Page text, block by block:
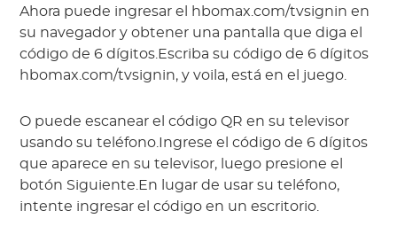
Ahora puede ingresar el hbomax.com/tvsignin en
su navegador y obtener una pantalla que diga el
código de 6 dígitos.Escriba su código de 6 dígitos
hbomax.com/tvsignin, y voila, está en el juego.
O puede escanear el código QR en su televisor
usando su teléfono.Ingrese el código de 6 dígitos
que aparece en su televisor, luego presione el
botón Siguiente.En lugar de usar su teléfono,
intente ingresar el código en un escritorio.